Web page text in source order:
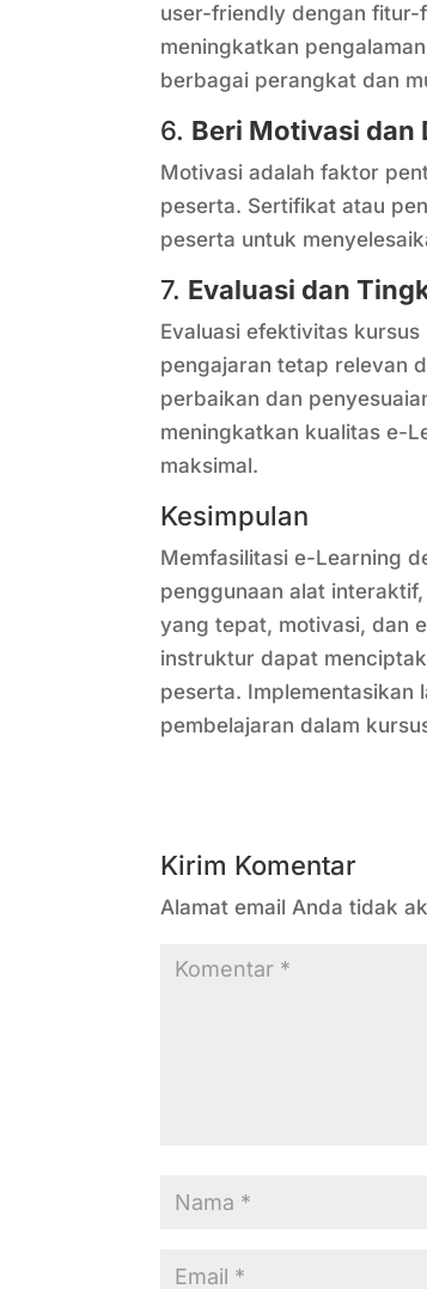
user-friendly dengan
meningkatkan
berbagai perangkat dan
6. Beri Motivasi dan
Motivasi adalah faktor
peserta. Sertifikat atau
peserta untuk
7. Evaluasi dan
Evaluasi efektivitas
pengajaran tetap relevan
perbaikan dan
meningkatkan kualitas e-
maksimal.
Kesimpulan
Memfasilitasi e-Learning
penggunaan alat
yang tepat, motivasi, dan
instruktur dapat
peserta. Implementasikan
pembelajaran dalam
Kirim Komentar
Alamat email Anda tidak